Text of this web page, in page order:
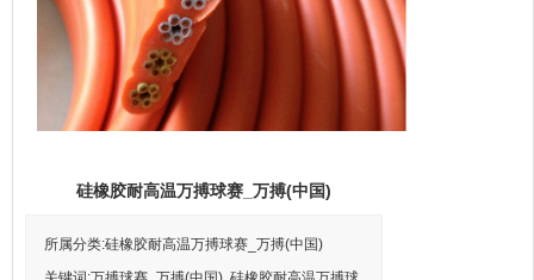
硅橡胶耐高温万搏球赛_万搏(中国)
所属分类:硅橡胶耐高温万搏球赛_万搏(中国)